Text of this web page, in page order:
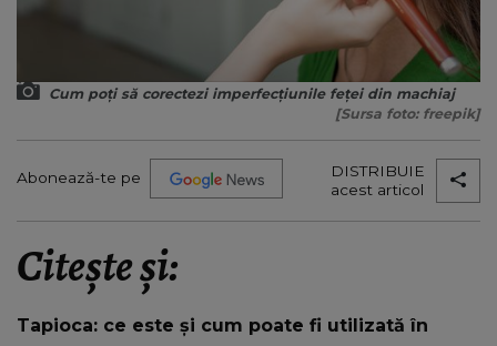
Cum poți să corectezi imperfecțiunile feței din machiaj
[Sursa foto: freepik]
Abonează-te pe
DISTRIBUIE
acest articol
Citește și:
Tapioca: ce este și cum poate fi utilizată în